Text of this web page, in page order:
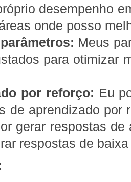
desempenho
onde posso
Meus
para otimizar
por reforço: Eu
de aprendizado por
gerar respostas
respostas de